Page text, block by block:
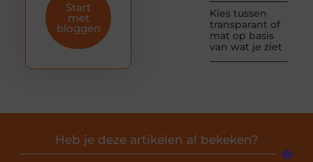
Kies tussen
transparant of
mat op basis
van wat je ziet
Start
met
bloggen
Heb je deze artikelen al bekeken?